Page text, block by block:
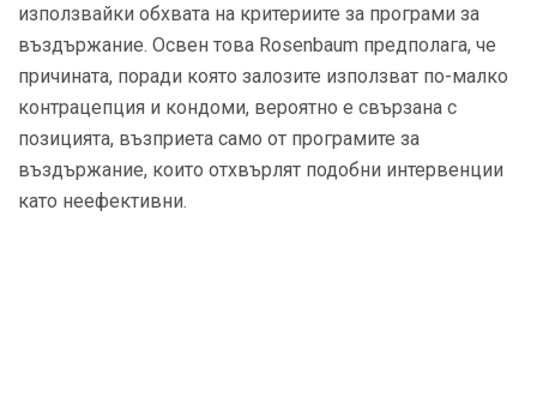
използвайки обхвата на критериите за програми за
въздържание. Освен това Rosenbaum предполага, че
причината, поради която залозите използват по-малко
контрацепция и кондоми, вероятно е свързана с
позицията, възприета само от програмите за
въздържание, които отхвърлят подобни интервенции
като неефективни.